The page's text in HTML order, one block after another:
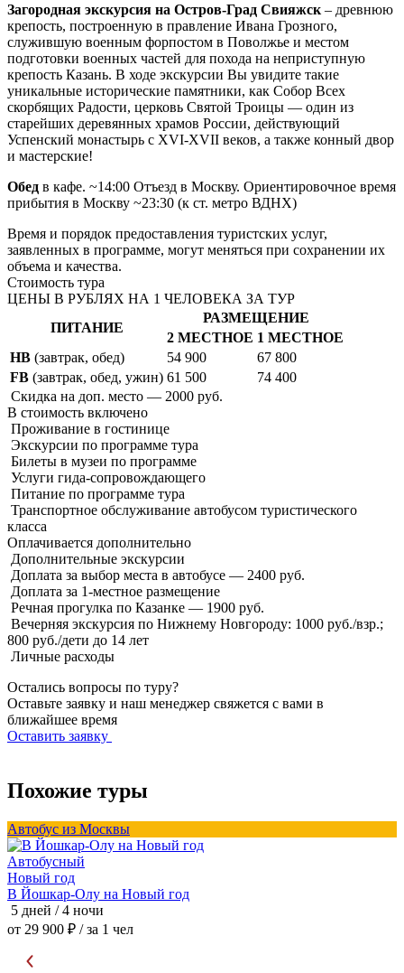
Загородная экскурсия на Остров-Град Свияжск – древнюю
крепость, построенную в правление Ивана Грозного,
служившую военным форпостом в Поволжье и местом
подготовки военных частей для похода на неприступную
крепость Казань. В ходе экскурсии Вы увидите такие
уникальные исторические памятники, как Собор Всех
скорбящих Радости, церковь Святой Троицы — один из
старейших деревянных храмов России, действующий
Успенский монастырь с XVI-XVII веков, а также конный двор
и мастерские!
Обед в кафе. ~14:00 Отъезд в Москву. Ориентировочное время
прибытия в Москву ~23:30 (к ст. метро ВДНХ)
Время и порядок предоставления туристских услуг,
заявленных в программе, могут меняться при сохранении их
объема и качества.
Стоимость тура
ЦЕНЫ В РУБЛЯХ НА 1 ЧЕЛОВЕКА ЗА ТУР
ПИТАНИЕ
РАЗМЕЩЕНИЕ
2 МЕСТНОЕ 1 МЕСТНОЕ
HB (завтрак, обед) 54 900
67 800
FB (завтрак, обед, ужин) 61 500
74 400
Скидка на доп. место — 2000 руб.
В стоимость включено
Проживание в гостинице
Экскурсии по программе тура
Билеты в музеи по программе
Услуги гида-сопровождающего
Питание по программе тура
Транспортное обслуживание автобусом туристического
класса
Оплачивается дополнительно
Дополнительные экскурсии
Доплата за выбор места в автобусе — 2400 руб.
Доплата за 1-местное размещение
Речная прогулка по Казанке — 1900 руб.
Вечерняя экскурсия по Нижнему Новгороду: 1000 руб./взр.;
800 руб./дети до 14 лет
Личные расходы
Остались вопросы по туру?
Оставьте заявку и наш менеджер свяжется с вами в
ближайшее время
Оставить заявку
Похожие туры
Автобус из Москвы
Автобусный
Новый год
В Йошкар-Олу на Новый год
5 дней / 4 ночи
от 29 900 ₽ / за 1 чел